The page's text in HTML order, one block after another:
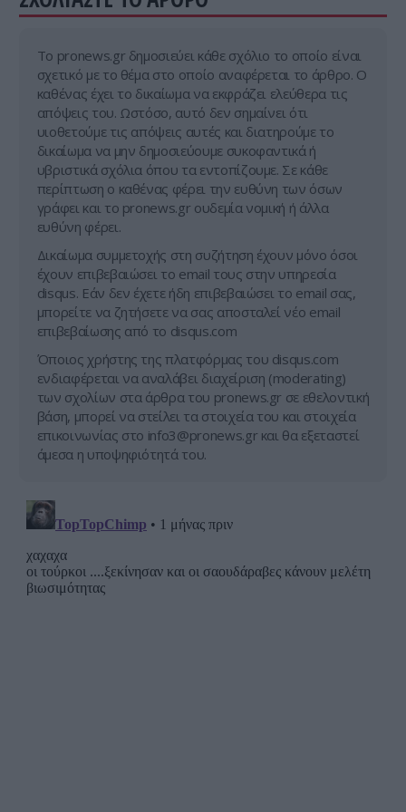
Tο pronews.gr δημοσιεύει κάθε σχόλιο το οποίο είναι
σχετικό με το θέμα στο οποίο αναφέρεται το άρθρο. Ο
καθένας έχει το δικαίωμα να εκφράζει ελεύθερα τις
απόψεις του. Ωστόσο, αυτό δεν σημαίνει ότι
υιοθετούμε τις απόψεις αυτές και διατηρούμε το
δικαίωμα να μην δημοσιεύουμε συκοφαντικά ή
υβριστικά σχόλια όπου τα εντοπίζουμε. Σε κάθε
περίπτωση ο καθένας φέρει την ευθύνη των όσων
γράφει και το pronews.gr ουδεμία νομική ή άλλα
ευθύνη φέρει.
Δικαίωμα συμμετοχής στη συζήτηση έχουν μόνο όσοι
έχουν επιβεβαιώσει το email τους στην υπηρεσία
disqus. Εάν δεν έχετε ήδη επιβεβαιώσει το email σας,
μπορείτε να ζητήσετε να σας αποσταλεί νέο email
επιβεβαίωσης από το disqus.com
Όποιος χρήστης της πλατφόρμας του disqus.com
ενδιαφέρεται να αναλάβει διαχείριση (moderating)
των σχολίων στα άρθρα του pronews.gr σε εθελοντική
βάση, μπορεί να στείλει τα στοιχεία του και στοιχεία
επικοινωνίας στο info3@pronews.gr και θα εξεταστεί
άμεσα η υποψηφιότητά του.